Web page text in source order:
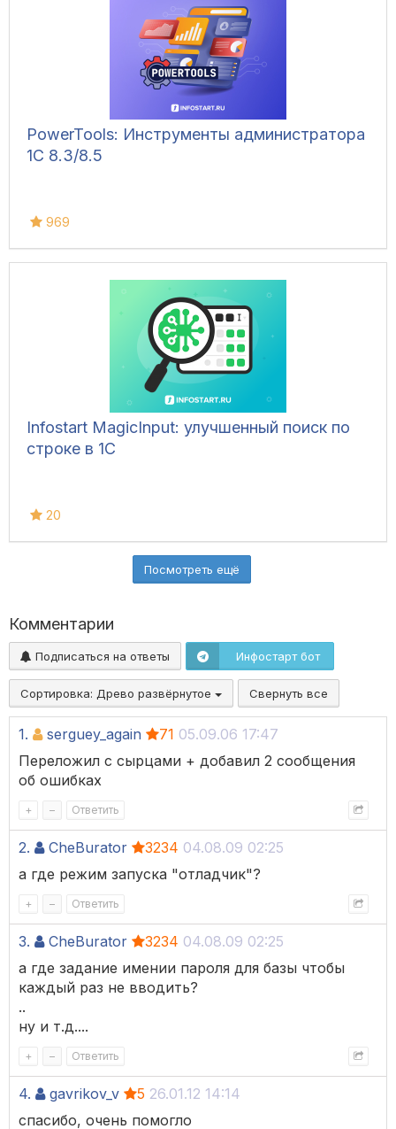
PowerTools: Инструменты администратора
1С 8.3/8.5
969
Infostart MagicInput: улучшенный поиск по
строке в 1С
20
Посмотреть ещё
Комментарии
Подписаться на ответы Инфостарт бот
Сортировка: Древо развёрнутое Свернуть все
1. serguey_again 71 05.09.06 17:47
Переложил с сырцами + добавил 2 сообщения
об ошибках
+ – Ответить
2. CheBurator 3234 04.08.09 02:25
а где режим запуска "отладчик"?
+ – Ответить
3. CheBurator 3234 04.08.09 02:25
а где задание имении пароля для базы чтобы
каждый раз не вводить?
..
ну и т.д....
+ – Ответить
4. gavrikov_v 5 26.01.12 14:14
спасибо, очень помогло